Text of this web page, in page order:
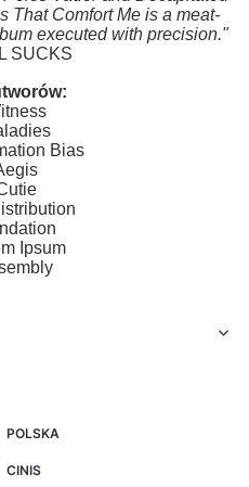
That Comfort Me is a meat-
executed with precision."
SUCKS
Bias
Ipsum
POLSKA
CINIS